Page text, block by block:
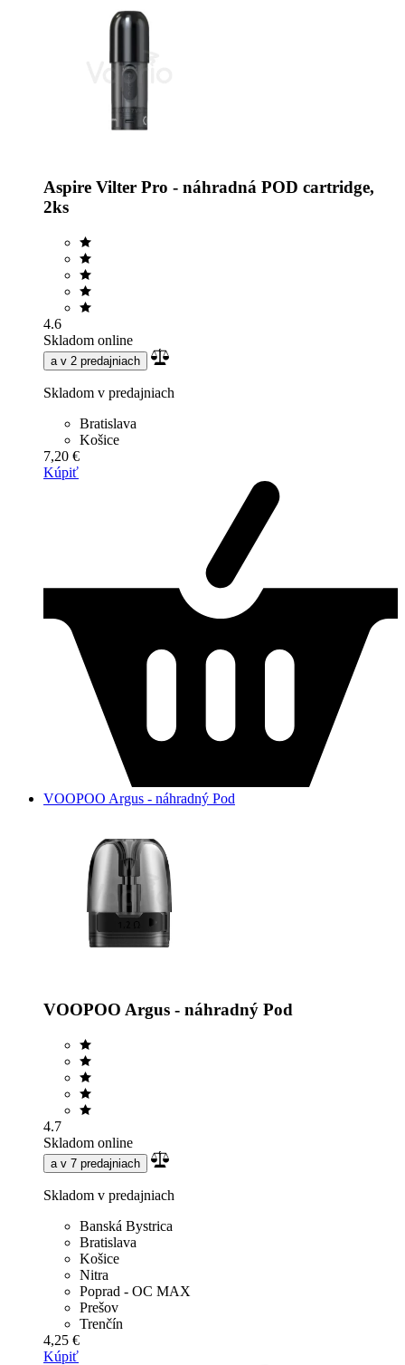
Aspire Vilter Pro - náhradná POD cartridge,
2ks
4.6
Skladom online
a v 2 predajniach
Skladom v predajniach
Bratislava
Košice
7,20 €
Kúpiť
VOOPOO Argus - náhradný Pod
VOOPOO Argus - náhradný Pod
4.7
Skladom online
a v 7 predajniach
Skladom v predajniach
Banská Bystrica
Bratislava
Košice
Nitra
Poprad - OC MAX
Prešov
Trenčín
4,25 €
Kúpiť